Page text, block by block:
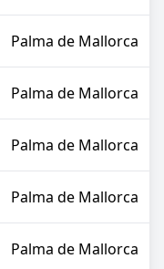
Palma de Mallorca
Palma de Mallorca
Palma de Mallorca
Palma de Mallorca
Palma de Mallorca